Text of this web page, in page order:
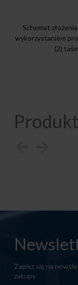
Schemat
wykorzystaniem
(2)
Zapisz się na
zakupy